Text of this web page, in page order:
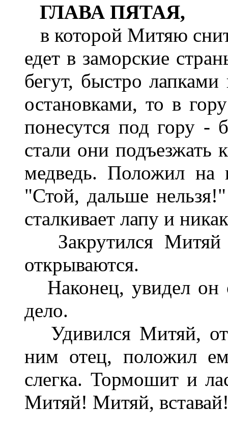
ГЛАВА ПЯТАЯ,
в которой Митяю
едет в заморские
бегут, быстро
остановками, то в
понесутся под гору -
стали они подъезжать
медведь. Положил на
"Стой, дальше
сталкивает лапу и
Закрутился Митяй
открываются.
Наконец, увидел он
дело.
Удивился Митяй,
ним отец, положил
слегка. Тормошит и
Митяй! Митяй,